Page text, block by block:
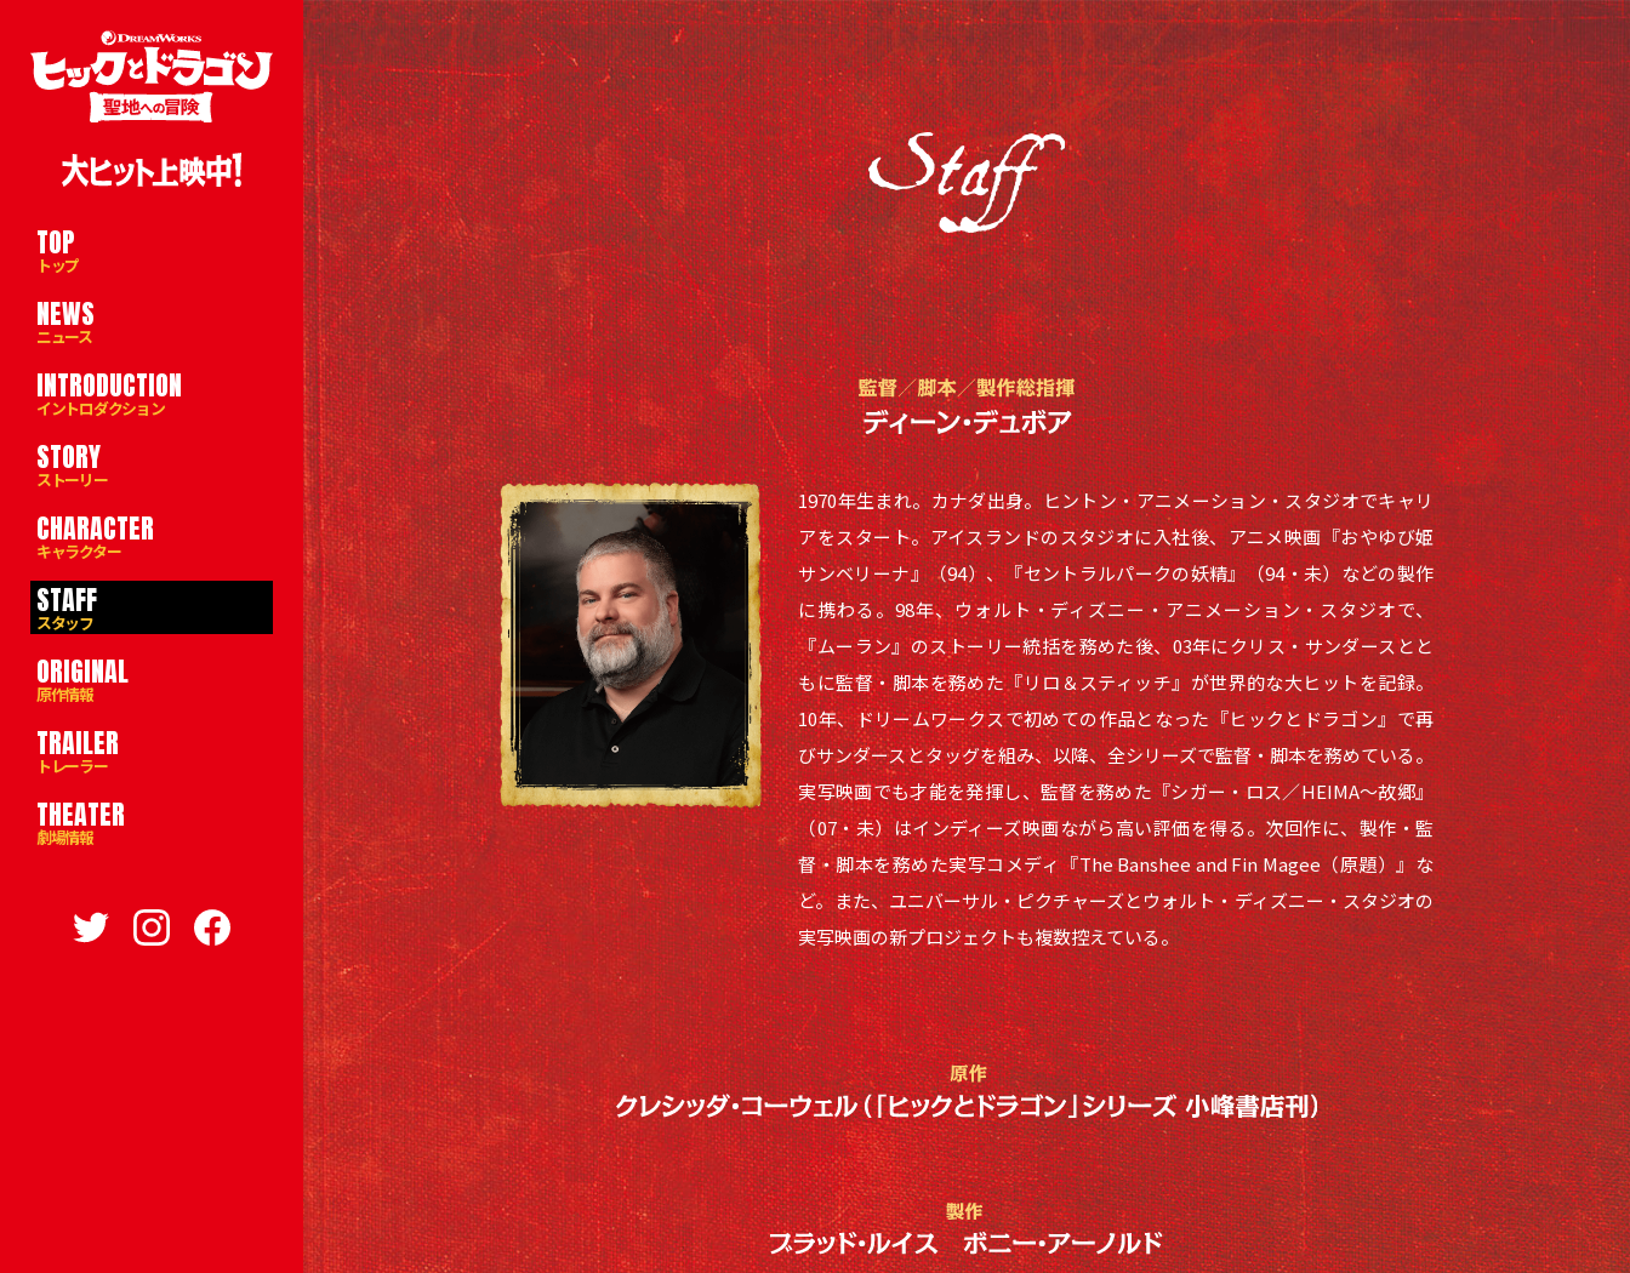
TOP
トップ
NEWS
ニュース
INTRODUCTION
イントロダクション
STORY
ストーリー
CHARACTER
キャラクター
STAFF
スタッフ
ORIGINAL
原作情報
TRAILER
トレーラー
THEATER
劇場情報
1970年生まれ。カナダ出身。ヒントン・アニメーション・スタジオでキャリ
アをスタート。アイスランドのスタジオに入社後、アニメ映画『おやゆび姫
サンベリーナ』（94）、『セントラルパークの妖精』（94・未）などの製作
に携わる。98年、ウォルト・ディズニー・アニメーション・スタジオで、
『ムーラン』のストーリー統括を務めた後、03年にクリス・サンダースとと
もに監督・脚本を務めた『リロ＆スティッチ』が世界的な大ヒットを記録。
10年、ドリームワークスで初めての作品となった『ヒックとドラゴン』で再
びサンダースとタッグを組み、以降、全シリーズで監督・脚本を務めている。
実写映画でも才能を発揮し、監督を務めた『シガー・ロス／HEIMA～故郷』
（07・未）はインディーズ映画ながら高い評価を得る。次回作に、製作・監
督・脚本を務めた実写コメディ『The Banshee and Fin Magee（原題）』な
ど。また、ユニバーサル・ピクチャーズとウォルト・ディズニー・スタジオの
実写映画の新プロジェクトも複数控えている。